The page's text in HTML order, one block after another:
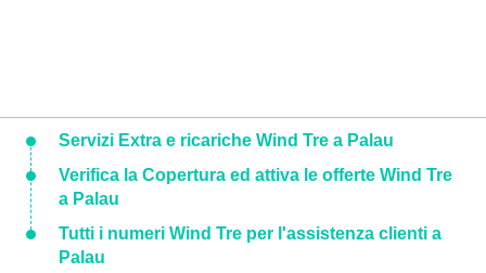
Servizi Extra e ricariche Wind Tre a Palau
Verifica la Copertura ed attiva le offerte Wind Tre
a Palau
Tutti i numeri Wind Tre per l'assistenza clienti a
Palau